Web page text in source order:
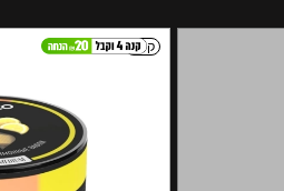
קל